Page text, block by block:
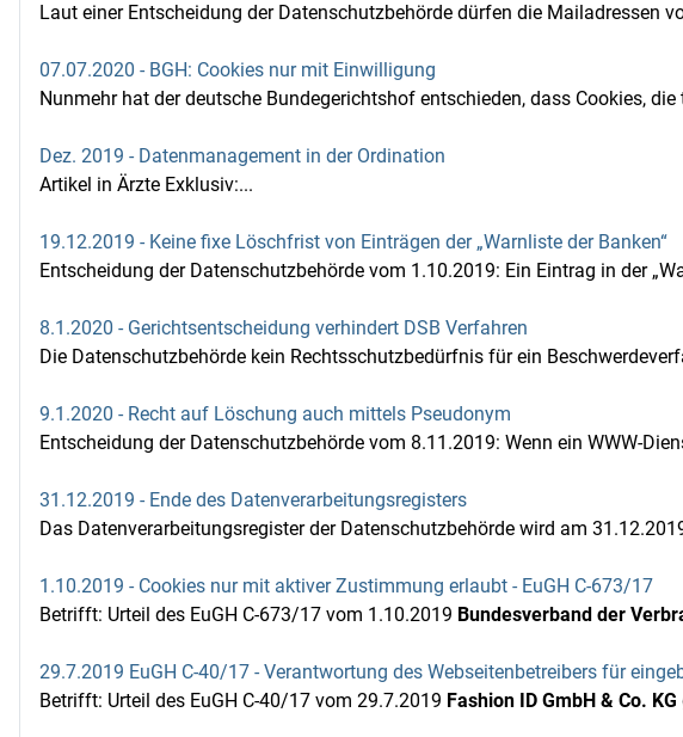
Laut einer Entscheidung der Datenschutzbehörde dürfen die Mailadressen
07.07.2020 - BGH: Cookies nur mit Einwilligung
Nunmehr hat der deutsche Bundegerichtshof entschieden, dass Cookies,
Dez. 2019 - Datenmanagement in der Ordination
Artikel in Ärzte Exklusiv:...
19.12.2019 - Keine fixe Löschfrist von Einträgen der „Warnliste der Banken“
Entscheidung der Datenschutzbehörde vom 1.10.2019: Ein Eintrag in der
8.1.2020 - Gerichtsentscheidung verhindert DSB Verfahren
Die Datenschutzbehörde kein Rechtsschutzbedürfnis für ein
9.1.2020 - Recht auf Löschung auch mittels Pseudonym
Entscheidung der Datenschutzbehörde vom 8.11.2019: Wenn ein WWW-
31.12.2019 - Ende des Datenverarbeitungsregisters
Das Datenverarbeitungsregister der Datenschutzbehörde wird am
1.10.2019 - Cookies nur mit aktiver Zustimmung erlaubt - EuGH C-673/17
Betrifft: Urteil des EuGH C-673/17 vom 1.10.2019 Bundesverband der
29.7.2019 EuGH C-40/17 - Verantwortung des Webseitenbetreibers für
Betrifft: Urteil des EuGH C-40/17 vom 29.7.2019 Fashion ID GmbH & Co. KG